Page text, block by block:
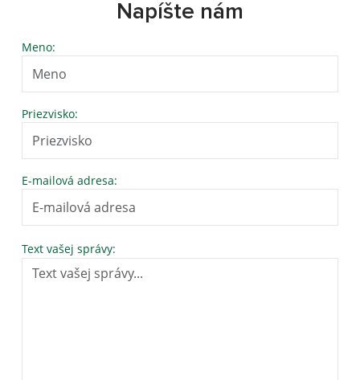
Napíšte nám
Meno:
Priezvisko:
E-mailová adresa:
Text vašej správy: